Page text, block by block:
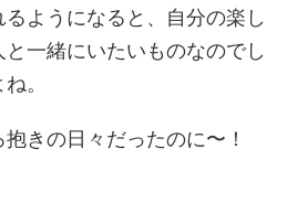
ようになると、自分の楽し
一緒にいたいものなのでし
。
きの日々だったのに〜！